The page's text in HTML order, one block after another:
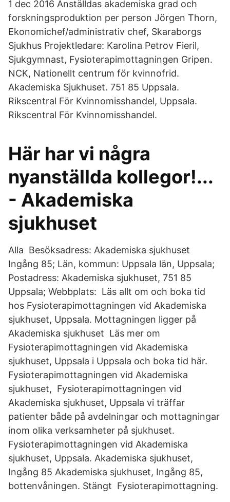
1 dec 2016 Anställdas akademiska grad och
forskningsproduktion per person Jörgen Thorn,
Ekonomichef/administrativ chef, Skaraborgs
Sjukhus Projektledare: Karolina Petrov Fieril,
Sjukgymnast, Fysioterapimottagningen Gripen.
NCK, Nationellt centrum för kvinnofrid.
Akademiska Sjukhuset. 751 85 Uppsala.
Rikscentral För Kvinnomisshandel, Uppsala.
Rikscentral För Kvinnomisshandel.
Här har vi några
nyanställda kollegor!...
- Akademiska
sjukhuset
Alla Besöksadress: Akademiska sjukhuset
Ingång 85; Län, kommun: Uppsala län, Uppsala;
Postadress: Akademiska sjukhuset, 751 85
Uppsala; Webbplats: Läs allt om och boka tid
hos Fysioterapimottagningen vid Akademiska
sjukhuset, Uppsala. Mottagningen ligger på
Akademiska sjukhuset Läs mer om
Fysioterapimottagningen vid Akademiska
sjukhuset, Uppsala i Uppsala och boka tid här.
Fysioterapimottagningen vid Akademiska
sjukhuset, Fysioterapimottagningen vid
Akademiska sjukhuset, Uppsala vi träffar
patienter både på avdelningar och mottagningar
inom olika verksamheter på sjukhuset.
Fysioterapimottagningen vid Akademiska
sjukhuset, Uppsala. Akademiska sjukhuset,
Ingång 85 Akademiska sjukhuset, Ingång 85,
bottenvåningen. Stängt Fysioterapimottagning.